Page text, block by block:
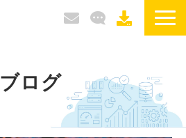
選ばれる理由
ブログ